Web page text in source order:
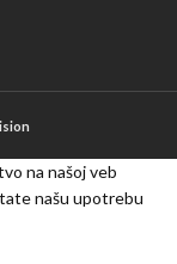
na našoj veb
našu upotrebu